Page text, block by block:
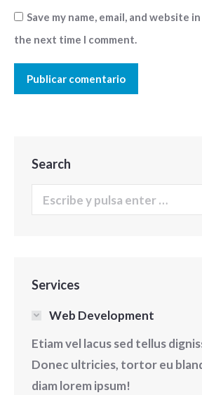
Save my name, email, and website
the next time I comment.
Publicar comentario
Search
Buscar:
Services
Web Development
Etiam vel lacus sed tellus
Donec ultricies, tortor eu
diam lorem ipsum!